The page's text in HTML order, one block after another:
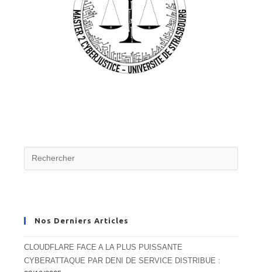
Nos Derniers Articles
CLOUDFLARE FACE A LA PLUS PUISSANTE
CYBERATTAQUE PAR DENI DE SERVICE DISTRIBUE :